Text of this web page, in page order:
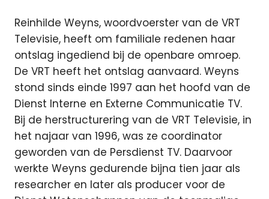
Reinhilde Weyns, woordvoerster van de VRT
Televisie, heeft om familiale redenen haar
ontslag ingediend bij de openbare omroep.
De VRT heeft het ontslag aanvaard. Weyns
stond sinds einde 1997 aan het hoofd van de
Dienst Interne en Externe Communicatie TV.
Bij de herstructurering van de VRT Televisie, in
het najaar van 1996, was ze coordinator
geworden van de Persdienst TV. Daarvoor
werkte Weyns gedurende bijna tien jaar als
researcher en later als producer voor de